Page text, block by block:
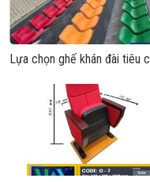
Lựa chọn ghế khán đài tiêu